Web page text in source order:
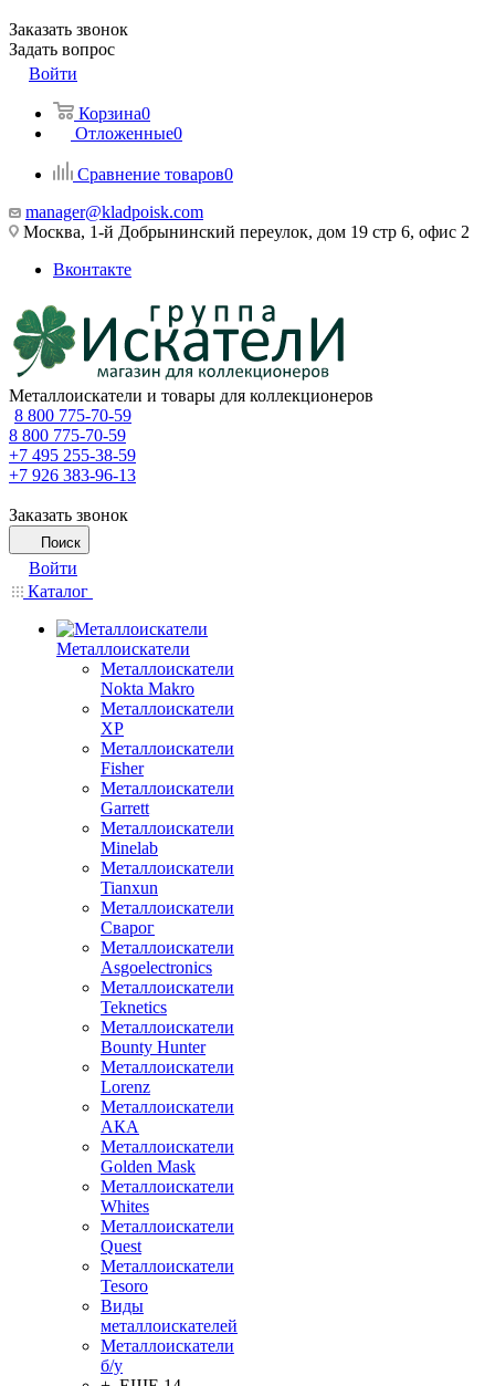
Заказать звонок
Задать вопрос
Войти
Корзина0
Отложенные0
Сравнение товаров0
manager@kladpoisk.com
Москва, 1-й Добрынинский переулок, дом 19 стр 6, офис 2
Вконтакте
Металлоискатели и товары для коллекционеров
8 800 775-70-59
8 800 775-70-59
+7 495 255-38-59
+7 926 383-96-13
Заказать звонок
Поиск
Войти
Каталог
Металлоискатели
Металлоискатели
Nokta Makro
Металлоискатели
XP
Металлоискатели
Fisher
Металлоискатели
Garrett
Металлоискатели
Minelab
Металлоискатели
Tianxun
Металлоискатели
Сварог
Металлоискатели
Asgoelectronics
Металлоискатели
Teknetics
Металлоискатели
Bounty Hunter
Металлоискатели
Lorenz
Металлоискатели
АКА
Металлоискатели
Golden Mask
Металлоискатели
Whites
Металлоискатели
Quest
Металлоискатели
Tesoro
Виды
металлоискателей
Металлоискатели
б/у